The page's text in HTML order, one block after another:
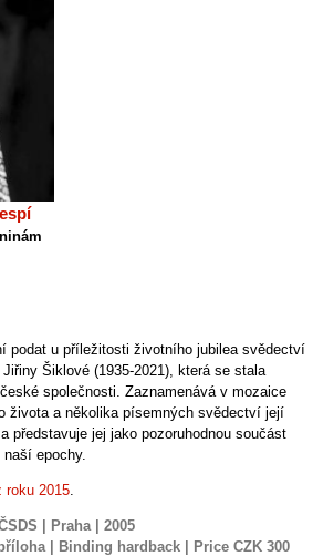
podat u příležitosti životního jubilea svědectví
Šiklové (1935-2021), která se stala
společnosti. Zaznamenává v mozaice
života a několika písemných svědectví její
představuje jej jako pozoruhodnou součást
epochy.
roku 2015.
| Praha | 2005
| Binding hardback | Price CZK 300